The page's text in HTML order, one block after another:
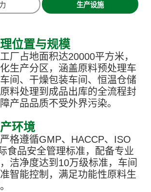
生产设施
位置与规模
占地面积达20000平方米，
生产分区，涵盖原料预处理车
间、干燥包装车间、恒温仓储
料处理到成品出库的全流程封
产品品质不受外界污染。
环境
遵循GMP、HACCP、ISO
食品安全管理标准，配备专业
洁净度达到10万级标准，车间
智能控制，满足功能性原料生